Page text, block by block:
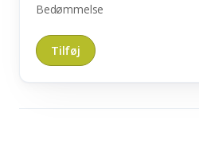
Bedømmelse